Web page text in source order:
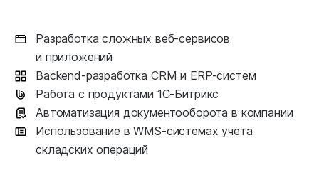
Разработка сложных веб-сервисов
и приложений
Backend-разработка CRM и ERP-систем
Работа с продуктами 1С‑Битрикс
Автоматизация документооборота в компании
Использование в WMS-системах учета
складских операций